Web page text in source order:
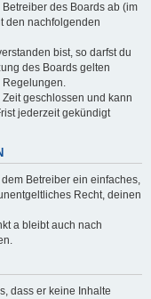
des Boards ab (im
den nachfolgenden
bist, so darfst du
des Boards gelten
Regelungen.
geschlossen und kann
jederzeit gekündigt
Betreiber ein einfaches,
Recht, deinen
a bleibt auch nach
dass er keine Inhalte